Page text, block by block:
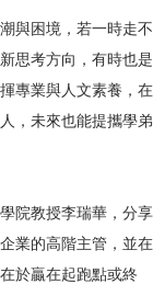
與困境，若一時走不
思考方向，有時也是
專業與人文素養，在
，未來也能提攜學弟
院教授李瑞華，分享
業的高階主管，並在
於贏在起跑點或終